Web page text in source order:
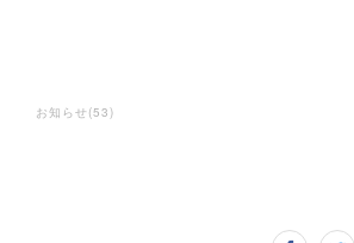
お知らせ(53)